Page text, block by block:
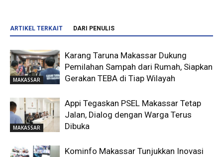
ARTIKEL TERKAIT DARI PENULIS
MAKASSAR
Karang Taruna Makassar Dukung
Pemilahan Sampah dari Rumah, Siapkan
Gerakan TEBA di Tiap Wilayah
MAKASSAR
Appi Tegaskan PSEL Makassar Tetap
Jalan, Dialog dengan Warga Terus
Dibuka
Kominfo Makassar Tunjukkan Inovasi